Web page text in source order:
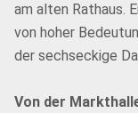
am alten Rathaus.
von hoher
der sechseckige
Von der